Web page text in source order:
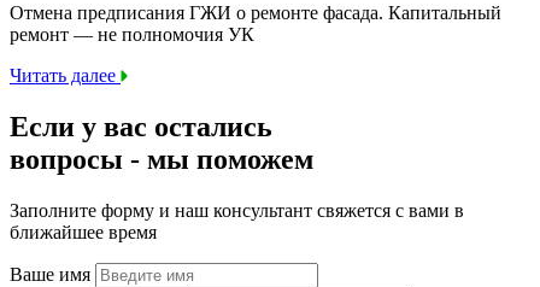
Отмена предписания ГЖИ о ремонте фасада. Капитальный
ремонт — не полномочия УК
Читать далее
Если у вас остались
вопросы - мы поможем
Заполните форму и наш консультант свяжется с вами в
ближайшее время
Ваше имя